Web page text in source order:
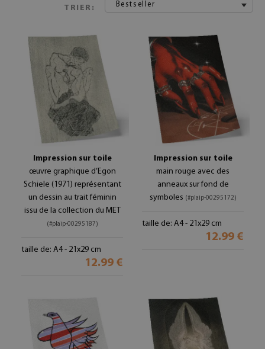
TRIER: Bestseller
Impression sur toile
œuvre graphique d’Egon
Schiele (1971) représentant
un dessin au trait féminin
issu de la collection du MET
(#plaip-00295187)
taille de: A4 - 21x29 cm
12.99 €
Impression sur toile
main rouge avec des
anneaux sur fond de
symboles (#plaip-00295172)
taille de: A4 - 21x29 cm
12.99 €